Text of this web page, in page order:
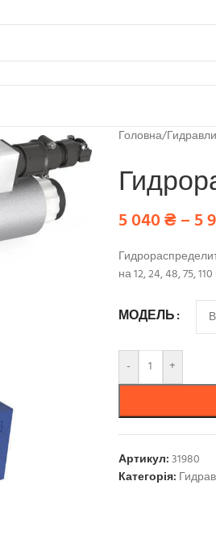
Головна/
5 040₴– 5
на 12, 24, 48, 75,
МОДЕЛЬ
- +
Артикул:31980
Категорія: